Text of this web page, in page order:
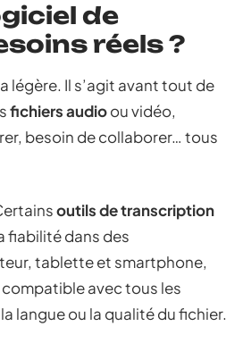
de
réels ?
légère. Il s’agit avant tout de
fichiers audioou vidéo,
besoin de collaborer… tous
outils de transcription
fiabilité dans des
tablette et smartphone,
compatible avec tous les
langue ou la qualité du fichier.